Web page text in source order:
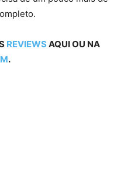
REVIEWS AQUI OU NA
.